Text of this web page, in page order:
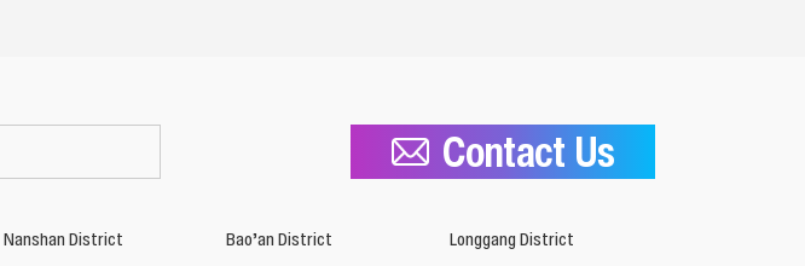
Contact Us
Nanshan District Bao’an District
Longgang District